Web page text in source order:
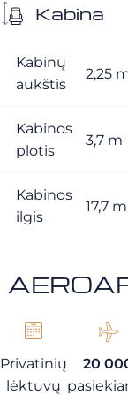
Kabina
Kabinų
aukštis
2,25
Kabinos
plotis
3,7 m
Kabinos
ilgis
17,7 m
Privatinių
lėktuvų
20